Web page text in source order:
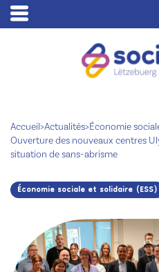
Accueil>Actualités>Économie
Ouverture des nouveaux centres
situation de sans-abrisme
Économie sociale et solidaire (ESS)